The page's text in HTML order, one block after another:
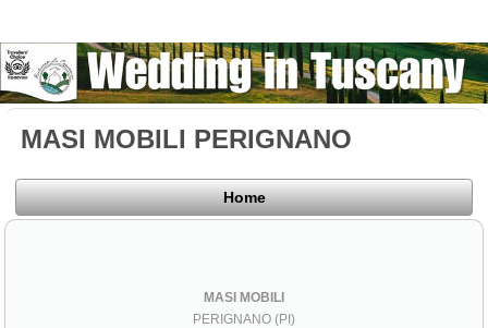
MASI MOBILI PERIGNANO
Home
MASI MOBILI
PERIGNANO (PI)